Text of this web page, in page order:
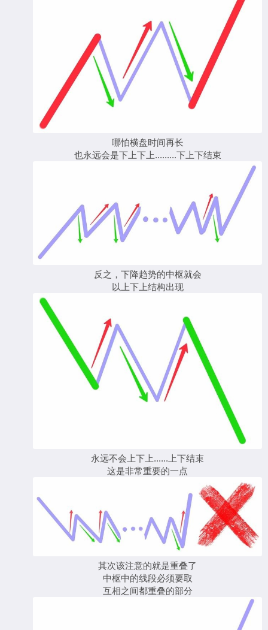
哪怕横盘时间再长
也永远会是下上下上.........下上下结束
反之，下降趋势的中枢就会
以上下上结构出现
永远不会上下上......上下结束
这是非常重要的一点
其次该注意的就是重叠了
中枢中的线段必须要取
互相之间都重叠的部分